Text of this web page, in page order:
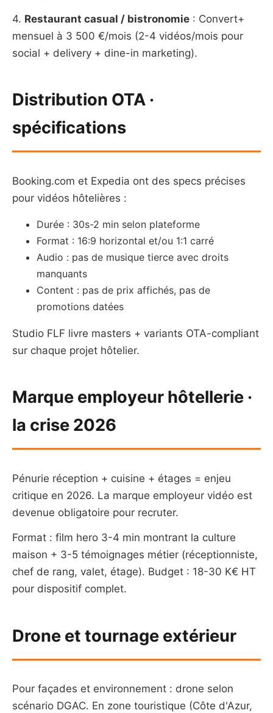
4. Restaurant casual / bistronomie : Convert+
mensuel à 3 500 €/mois (2-4 vidéos/mois pour
social + delivery + dine-in marketing).
Distribution OTA ·
spécifications
Booking.com et Expedia ont des specs précises
pour vidéos hôtelières :
Durée : 30s-2 min selon plateforme
Format : 16:9 horizontal et/ou 1:1 carré
Audio : pas de musique tierce avec droits
manquants
Content : pas de prix affichés, pas de
promotions datées
Studio FLF livre masters + variants OTA-compliant
sur chaque projet hôtelier.
Marque employeur hôtellerie ·
la crise 2026
Pénurie réception + cuisine + étages = enjeu
critique en 2026. La marque employeur vidéo est
devenue obligatoire pour recruter.
Format : film hero 3-4 min montrant la culture
maison + 3-5 témoignages métier (réceptionniste,
chef de rang, valet, étage). Budget : 18-30 K€ HT
pour dispositif complet.
Drone et tournage extérieur
Pour façades et environnement : drone selon
scénario DGAC. En zone touristique (Côte d'Azur,